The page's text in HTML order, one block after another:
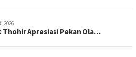
2026
Thohir Apresiasi Pekan Ola…